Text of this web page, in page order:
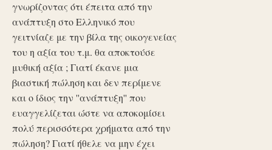
γνωρίζοντας ότι έπειτα από την
ανάπτυξη στο Ελληνικό που
γειτνίαζε με την βίλα της οικογενείας
του η αξία του τ.μ. θα αποκτούσε
μυθική αξία ; Γιατί έκανε μια
βιαστική πώληση και δεν περίμενε
και ο ίδιος την ''ανάπτυξη'' που
ευαγγελίζεται ώστε να αποκομίσει
πολύ περισσότερα χρήματα από την
πώληση? Γιατί ήθελε να μην έχει